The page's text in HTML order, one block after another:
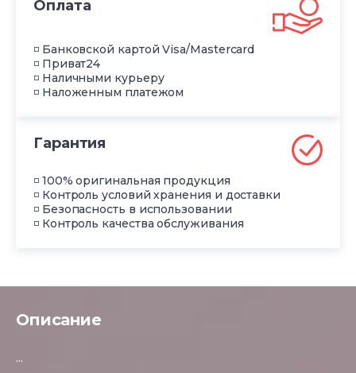
Оплата
◽ Банковской картой Visa/Mastercard
◽ Приват24
◽ Наличными курьеру
◽ Наложенным платежом
Гарантия
◽ 100% оригинальная продукция
◽ Контроль условий хранения и доставки
◽ Безопасность в использовании
◽ Контроль качества обслуживания
Описание
...